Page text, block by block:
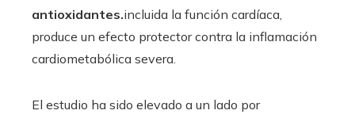
antioxidantes.incluida la función cardíaca,
produce un efecto protector contra la inflamación
cardiometabólica severa.
El estudio ha sido elevado a un lado por